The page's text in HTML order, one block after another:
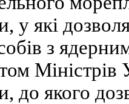
у які
з
Міністрів
до якого